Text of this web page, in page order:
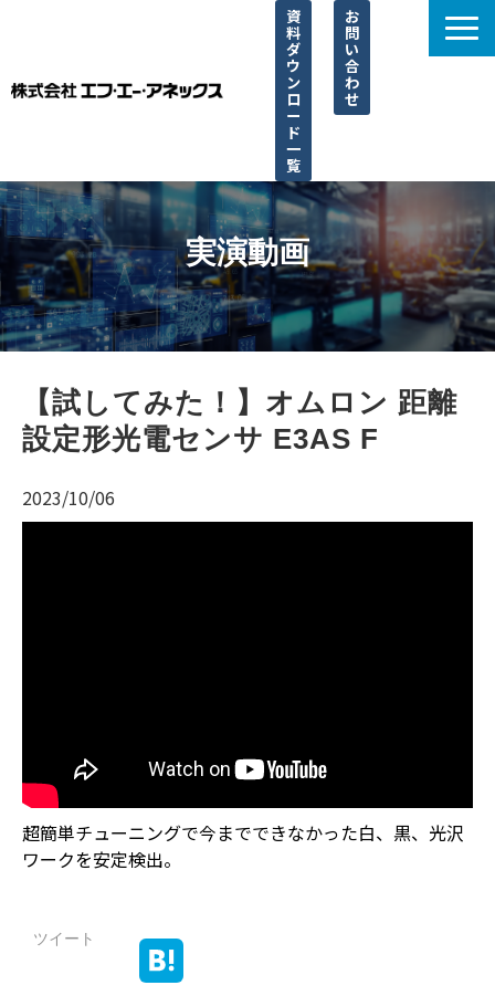
資
料
ダ
ウ
ン
ロ
ー
ド
一
覧
お
問
い
合
わ
せ
選ばれる理由
サービス一覧
取り扱い一覧
導入事例
よくあるご質問
実演動画
【試してみた！】オムロン 距離
設定形光電センサ E3AS F
2023/10/06
超簡単チューニングで今までできなかった白、黒、光沢
ワークを安定検出。
ツイート